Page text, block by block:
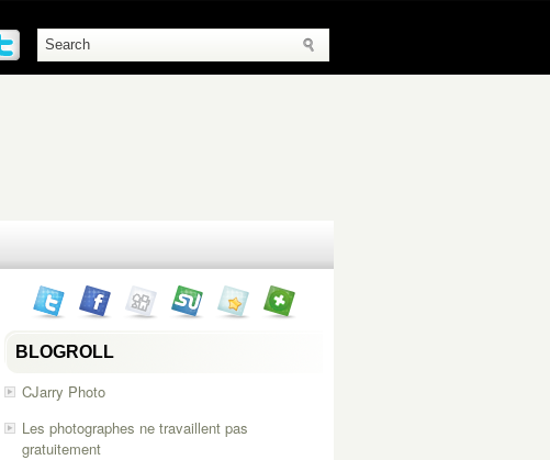
BLOGROLL
CJarry Photo
Les photographes ne travaillent pas
gratuitement